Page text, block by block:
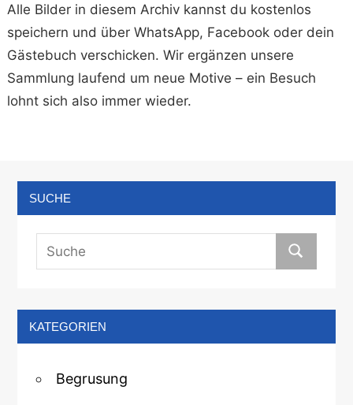
Alle Bilder in diesem Archiv kannst du kostenlos
speichern und über WhatsApp, Facebook oder dein
Gästebuch verschicken. Wir ergänzen unsere
Sammlung laufend um neue Motive – ein Besuch
lohnt sich also immer wieder.
SUCHE
KATEGORIEN
Begrusung